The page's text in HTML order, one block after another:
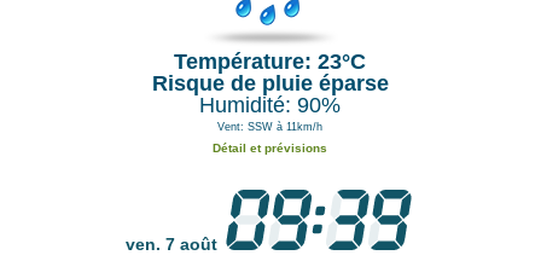
Température: 23°C
Risque de pluie éparse
Humidité: 90%
Vent: SSW à 11km/h
Détail et prévisions
ven. 7 août